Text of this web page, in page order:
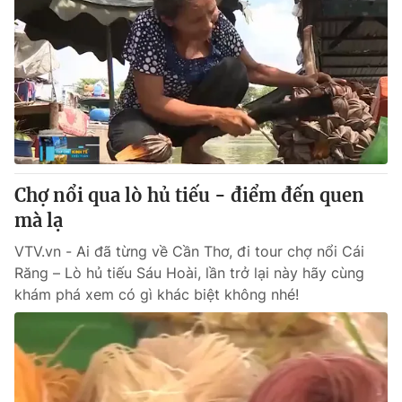
THỜI BÁO VTV
Theo dõi báo trên
Cơ quan chủ quản:Đài Truyền hình Việt Nam
Cơ quan báo chí:
Thời báo VTV
Giấy phép hoạt động báo in và báo điện tử số 483/GP-BTTTT
cấp ngày 29/12/2023
Tổng Biên tập:Vũ Thanh Thủy
Phó Tổng Biên tập:Nguyễn Thị Mỹ Hạnh, Phạm Quốc Thắng,
Nguyễn Trọng Ninh
Tổng đài VTV:024.38 355 931 - 024.38 355 932
Ðiện thoại Thời báo VTV:024.66 897 897
Email:toasoan@vtv.vn
Liên hệ quảng cáo:024-7300.7108
Chợ nổi qua lò hủ tiếu - điểm đến quen
mà lạ
VTV.vn - Ai đã từng về Cần Thơ, đi tour chợ nổi Cái
Răng – Lò hủ tiếu Sáu Hoài, lần trở lại này hãy cùng
khám phá xem có gì khác biệt không nhé!